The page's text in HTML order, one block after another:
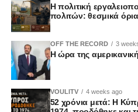
Η πολιτική
πολιτών: θεσμικά
OFF THE RECORD 3
Η ώρα της
VOULITV 4 weeks ago
52 χρόνια μετά: Η